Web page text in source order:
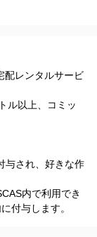
配レンタルサービ
ル以上、コミッ
与され、好きな作
内で利用でき
付与します。